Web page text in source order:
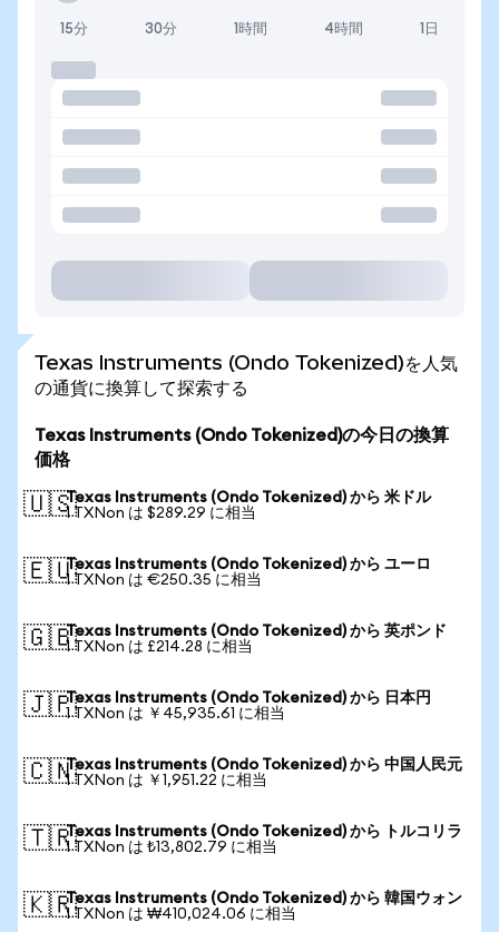
15分 30分 1時間 4時間 1日
Texas Instruments (Ondo Tokenized)を人気
の通貨に換算して探索する
Texas Instruments (Ondo Tokenized)の今日の換算
価格
🇺🇸Texas Instruments (Ondo Tokenized) から 米ドル
1 TXNon は $289.29 に相当
🇪🇺Texas Instruments (Ondo Tokenized) から ユーロ
1 TXNon は €250.35 に相当
🇬🇧Texas Instruments (Ondo Tokenized) から 英ポンド
1 TXNon は £214.28 に相当
🇯🇵Texas Instruments (Ondo Tokenized) から 日本円
1 TXNon は ￥45,935.61 に相当
🇨🇳Texas Instruments (Ondo Tokenized) から 中国人民元
1 TXNon は ￥1,951.22 に相当
🇹🇷Texas Instruments (Ondo Tokenized) から トルコリラ
1 TXNon は ₺13,802.79 に相当
🇰🇷Texas Instruments (Ondo Tokenized) から 韓国ウォン
1 TXNon は ₩410,024.06 に相当